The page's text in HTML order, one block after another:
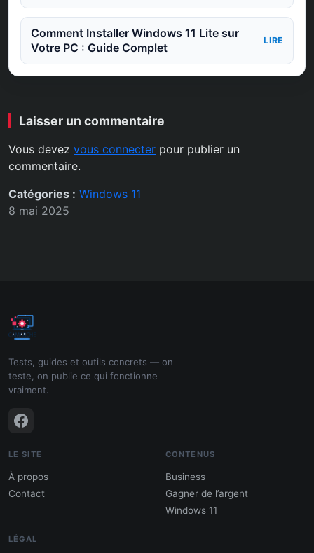
Comment Installer Windows 11 Lite sur
Votre PC : Guide Complet
LIRE
Laisser un commentaire
Vous devez vous connecter pour publier un
commentaire.
Catégories : Windows 11
8 mai 2025
Tests, guides et outils concrets — on
teste, on publie ce qui fonctionne
vraiment.
LE SITE
À propos
Contact
CONTENUS
Business
Gagner de l’argent
Windows 11
LÉGAL